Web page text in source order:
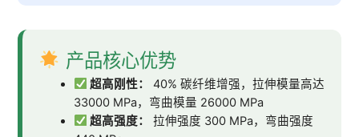
产品核心优势
超高刚性：
40% 碳纤维增强，拉伸模量高达
33000 MPa，弯曲模量 26000 MPa
超高强度：
拉伸强度 300 MPa，弯曲强度